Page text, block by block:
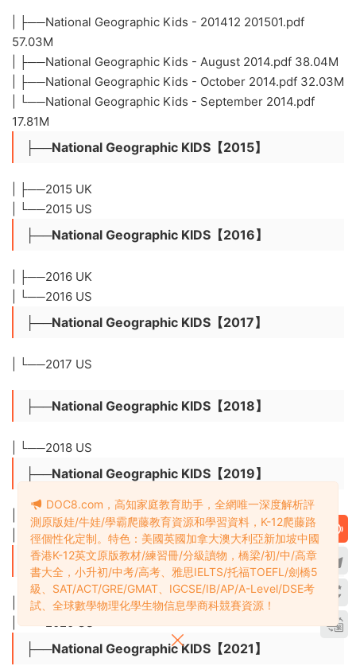
| ├──National Geographic Kids - 201412 201501.pdf
57.03M
| ├──National Geographic Kids - August 2014.pdf 38.04M
| ├──National Geographic Kids - October 2014.pdf 32.03M
| └──National Geographic Kids - September 2014.pdf
17.81M
├──National Geographic KIDS【2015】
| ├──2015 UK
| └──2015 US
├──National Geographic KIDS【2016】
| ├──2016 UK
| └──2016 US
├──National Geographic KIDS【2017】
| └──2017 US
├──National Geographic KIDS【2018】
| └──2018 US
├──National Geographic KIDS【2019】
| ├──2019 UK
| └──2019 US
├──National Geographic KIDS【2020】
| ├──2020 UK
| └──2020 US
├──National Geographic KIDS【2021】
DOC8.com，高知家庭教育助手，全網唯一深度解析評
測原版娃/牛娃/學霸爬藤教育資源和學習資料，K-12爬藤路
徑個性化定制。特色：美國英國加拿大澳大利亞新加坡中國
香港K-12英文原版教材/練習冊/分級讀物，橋梁/初/中/高章
書大全，小升初/中考/高考、雅思IELTS/托福TOEFL/劍橋5
級、SAT/ACT/GRE/GMAT、IGCSE/IB/AP/A-Level/DSE考
試、全球數學物理化學生物信息學商科競賽資源！